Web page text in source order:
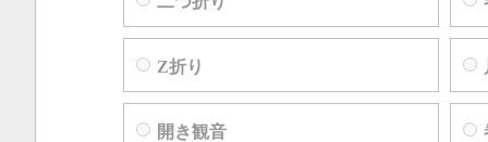
Z折り
開き観音